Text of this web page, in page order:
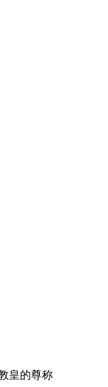
皇的尊称